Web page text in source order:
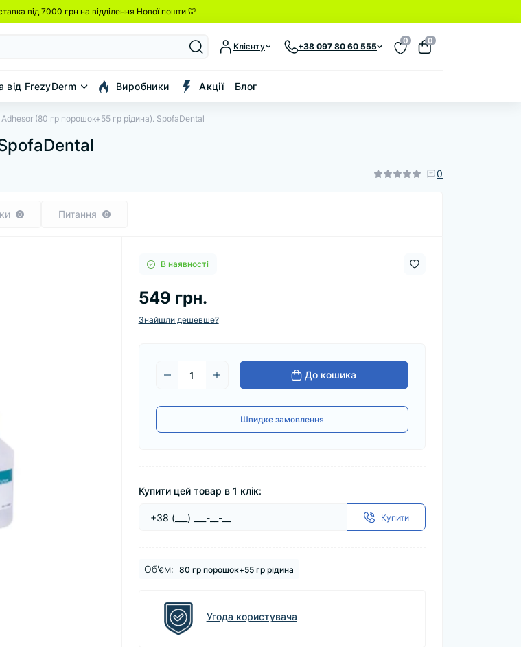
від 7000 грн на відділення Нової пошти 🦷
Клієнту +38 097 80 60 555
0 0
від FrezyDerm Виробники Акції Блог
Adhesor (80 гр порошок+55 гр рідина). SpofaDental
0
0 Питання 0
В наявності
549 грн.
Знайшли дешевше?
До кошика
Швидке замовлення
Купити цей товар в 1 клік:
Купити
Об'єм: 80 гр порошок+55 гр рідина
Угода користувача